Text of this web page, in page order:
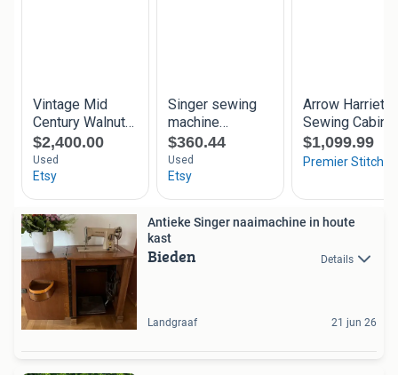
Antieke Singer naaimachine in houte
kast
Bieden Details
Landgraaf 21 jun 26